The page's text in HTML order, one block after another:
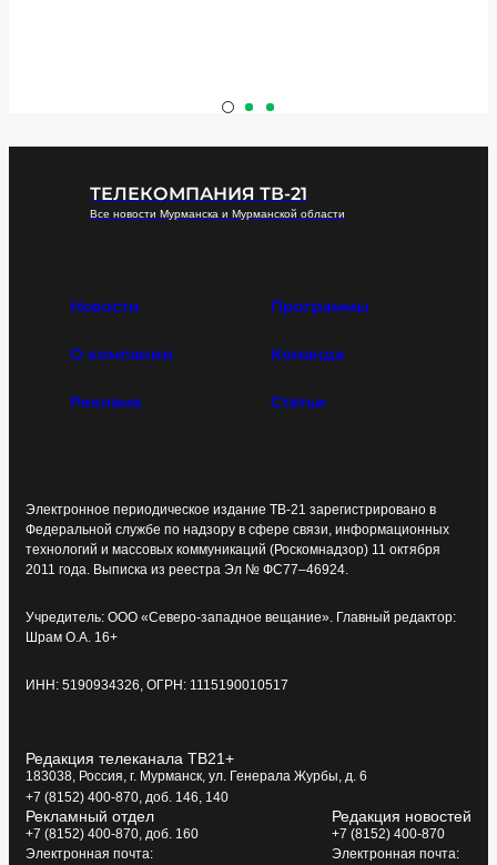
ТЕЛЕКОМПАНИЯ ТВ-21
Все новости Мурманска и Мурманской области
Новости Программы
О компании Команда
Реклама Статьи
Электронное периодическое издание ТВ-21 зарегистрировано в
Федеральной службе по надзору в сфере связи, информационных
технологий и массовых коммуникаций (Роскомнадзор) 11 октября
2011 года. Выписка из реестра Эл № ФС77–46924.
Учредитель: ООО «Северо-западное вещание». Главный редактор:
Шрам О.А. 16+
ИНН: 5190934326, ОГРН: 1115190010517
Редакция телеканала ТВ21+
183038, Россия, г. Мурманск, ул. Генерала Журбы, д. 6
+7 (8152) 400-870, доб. 146, 140
Рекламный отдел
+7 (8152) 400-870, доб. 160
Электронная почта:
Редакция новостей
+7 (8152) 400-870
Электронная почта: